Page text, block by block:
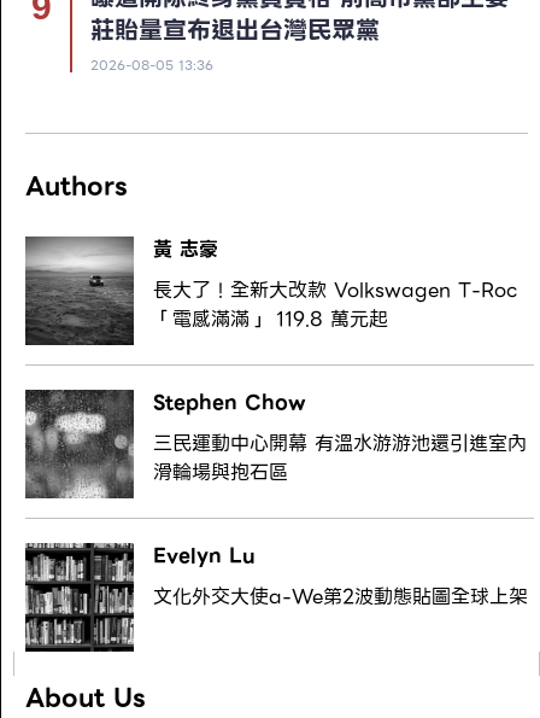
莊貽量宣布退出台灣民眾黨
2026-08-05 13:36
Authors
黃 志豪
長大了！全新大改款 Volkswagen T-Roc
「電感滿滿」 119.8 萬元起
Stephen Chow
三民運動中心開幕 有溫水游游池還引進室內
滑輪場與抱石區
Evelyn Lu
文化外交大使a-We第2波動態貼圖全球上架
About Us